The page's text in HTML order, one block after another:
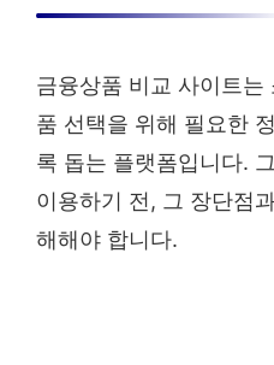
금융상품 비교 사이트
품 선택을 위해 필요한
록 돕는 플랫폼입니다.
이용하기 전, 그 장단점
해해야 합니다.